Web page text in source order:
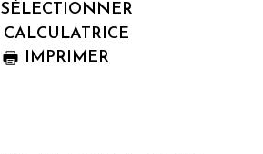
SÉLECTIONNER
CALCULATRICE
IMPRIMER